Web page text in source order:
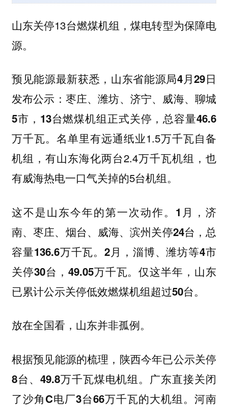
山东关停13台燃煤机组，煤电转型为保障电
源。
预见能源最新获悉， 山东省能源局4月29日
发布公示：枣庄、潍坊、济宁、威海、聊城
5市，13台燃煤机组正式关停，总容量46.6
万千瓦。 名单里有远通纸业1.5万千瓦自备
机组，有山东海化两台2.4万千瓦机组，也
有威海热电一口气关掉的5台机组。
这不是山东今年的第一次动作。 1月，济
南、枣庄、烟台、威海、滨州关停24台，总
容量136.6万千瓦。2月，淄博、潍坊等4市
关停30台，49.05万千瓦。仅这半年，山东
已累计公示关停低效燃煤机组超过50台。
放在全国看，山东并非孤例。
根据预见能源的梳理， 陕西今年已公示关停
8台、49.8万千瓦煤电机组。广东直接关闭
了沙角C电厂3台66万千瓦的大机组。河南